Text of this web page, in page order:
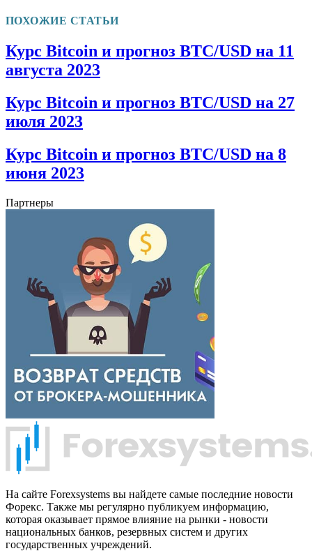
ПОХОЖИЕ СТАТЬИ
Курс Bitcoin и прогноз BTC/USD на 11
августа 2023
Курс Bitcoin и прогноз BTC/USD на 27
июля 2023
Курс Bitcoin и прогноз BTC/USD на 8
июня 2023
Партнеры
На сайте Forexsystems вы найдете самые последние новости
Форекс. Также мы регулярно публикуем информацию,
которая оказывает прямое влияние на рынки - новости
национальных банков, резервных систем и других
государственных учреждений.